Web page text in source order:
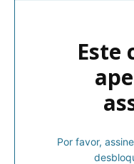
Este
Por favor,